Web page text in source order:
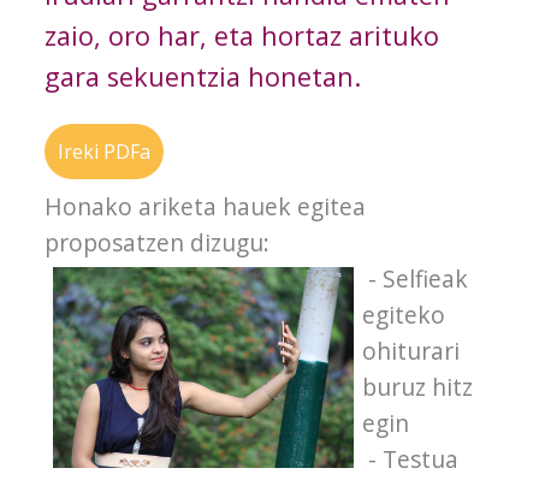
zaio, oro har, eta hortaz arituko
gara sekuentzia honetan.
Ireki PDFa
Honako ariketa hauek egitea
proposatzen dizugu:
- Selfieak
egiteko
ohiturari
buruz hitz
egin
- Testua